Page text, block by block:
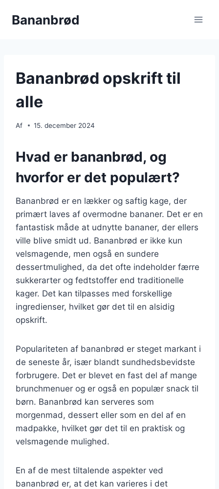
Bananbrød
Bananbrød opskrift til
alle
Af 15. december 2024
Hvad er bananbrød, og
hvorfor er det populært?
Bananbrød er en lækker og saftig kage, der
primært laves af overmodne bananer. Det er en
fantastisk måde at udnytte bananer, der ellers
ville blive smidt ud. Bananbrød er ikke kun
velsmagende, men også en sundere
dessertmulighed, da det ofte indeholder færre
sukkerarter og fedtstoffer end traditionelle
kager. Det kan tilpasses med forskellige
ingredienser, hvilket gør det til en alsidig
opskrift.
Populariteten af bananbrød er steget markant i
de seneste år, især blandt sundhedsbevidste
forbrugere. Det er blevet en fast del af mange
brunchmenuer og er også en populær snack til
børn. Bananbrød kan serveres som
morgenmad, dessert eller som en del af en
madpakke, hvilket gør det til en praktisk og
velsmagende mulighed.
En af de mest tiltalende aspekter ved
bananbrød er, at det kan varieres i det